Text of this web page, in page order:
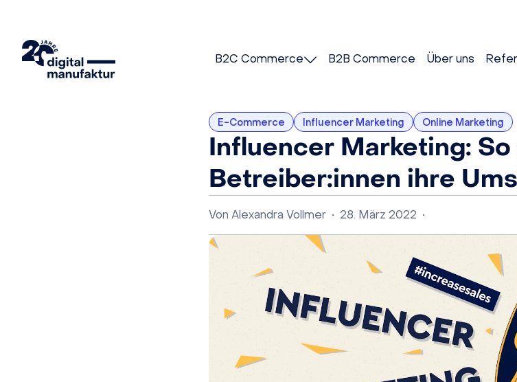
B2C Commerce B2B Commerce Über uns
E-Commerce Influencer Marketing Online Marketing
Influencer Marketing:
Betreiber:innen ihre
Von Alexandra Vollmer • 28. März 2022 •